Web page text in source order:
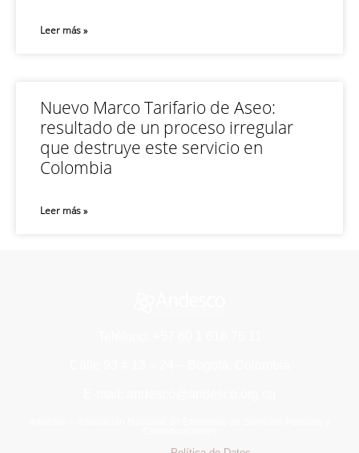
Leer más »
Nuevo Marco Tarifario de Aseo:
resultado de un proceso irregular
que destruye este servicio en
Colombia
Leer más »